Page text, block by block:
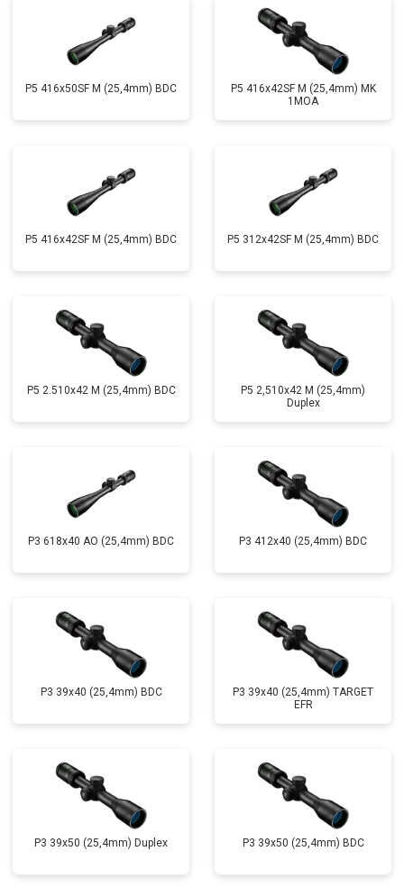
P5 416x50SF M (25,4mm) BDC
P5 416x42SF M (25,4mm) MK
1MOA
P5 416x42SF M (25,4mm) BDC P5 312x42SF M (25,4mm) BDC
P5 2.510x42 M (25,4mm) BDC
P5 2,510x42 M (25,4mm)
Duplex
P3 618x40 AO (25,4mm) BDC P3 412x40 (25,4mm) BDC
P3 39x40 (25,4mm) BDC
P3 39x40 (25,4mm) TARGET
EFR
P3 39x50 (25,4mm) Duplex P3 39x50 (25,4mm) BDC